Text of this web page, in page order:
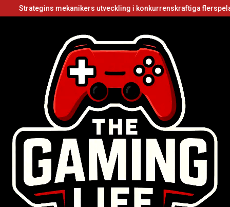
mekanikers utveckling i konkurrenskraftiga flerspelarvideospel